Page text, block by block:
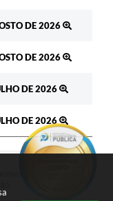
DE 2026
DE 2026
DE 2026
DE 2026